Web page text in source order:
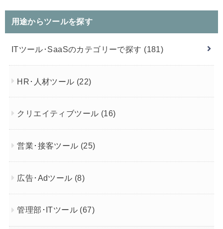
用途からツールを探す
ITツール･SaaSのカテゴリーで探す (181)
HR･人材ツール (22)
クリエイティブツール (16)
営業･接客ツール (25)
広告･Adツール (8)
管理部･ITツール (67)